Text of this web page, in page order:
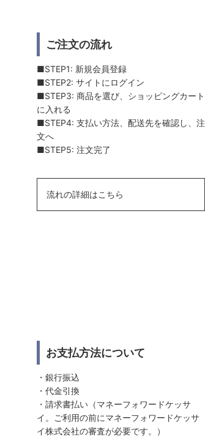
ご注文の流れ
■STEP1: 新規会員登録
■STEP2: サイトにログイン
■STEP3: 商品を選び、ショッピングカート
に入れる
■STEP4: 支払い方法、配送先を確認し、注
文へ
■STEP5: 注文完了
流れの詳細はこちら
お支払方法について
・銀行振込
・代金引換
・請求書払い（マネーフォワードケッサ
イ。ご利用の前にマネーフォワードケッサ
イ株式会社の審査が必要です。）